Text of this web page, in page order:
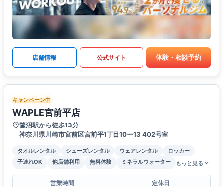
店舗情報 公式サイト 体験・相談予約
キャンペーン中
WAPLE宮前平店
鷺沼駅から徒歩13分
神奈川県川崎市宮前区宮前平1丁目10ー13 402号室
タオルレンタル シューズレンタル ウェアレンタル
ロッカー
子連れOK
他店舗利用 無料体験 ミネラルウォーター もっと見る
営業時間
定休日